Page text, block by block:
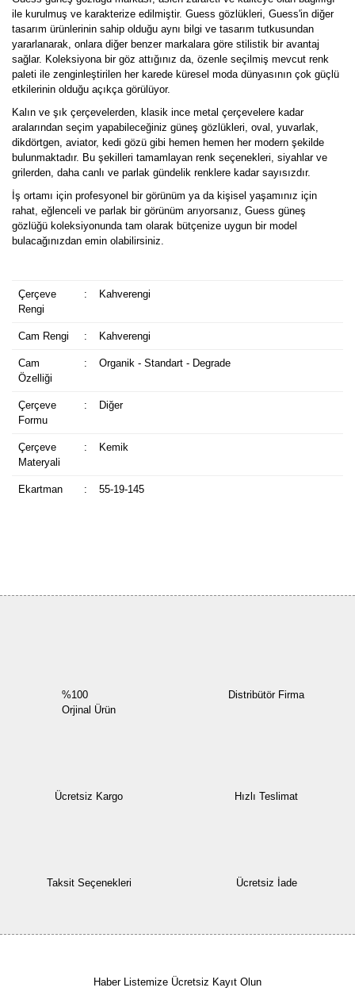
ile kurulmuş ve karakterize edilmiştir. Guess gözlükleri, Guess'in diğer
tasarım ürünlerinin sahip olduğu aynı bilgi ve tasarım tutkusundan
yararlanarak, onlara diğer benzer markalara göre stilistik bir avantaj
sağlar. Koleksiyona bir göz attığınız da, özenle seçilmiş mevcut renk
paleti ile zenginleştirilen her karede küresel moda dünyasının çok güçlü
etkilerinin olduğu açıkça görülüyor.
Kalın ve şık çerçevelerden, klasik ince metal çerçevelere kadar
aralarından seçim yapabileceğiniz güneş gözlükleri, oval, yuvarlak,
dikdörtgen, aviator, kedi gözü gibi hemen hemen her modern şekilde
bulunmaktadır. Bu şekilleri tamamlayan renk seçenekleri, siyahlar ve
grilerden, daha canlı ve parlak gündelik renklere kadar sayısızdır.
İş ortamı için profesyonel bir görünüm ya da kişisel yaşamınız için
rahat, eğlenceli ve parlak bir görünüm arıyorsanız, Guess güneş
gözlüğü koleksiyonunda tam olarak bütçenize uygun bir model
bulacağınızdan emin olabilirsiniz.
Çerçeve
Rengi
: Kahverengi
Cam Rengi : Kahverengi
Cam
Özelliği
: Organik - Standart - Degrade
Çerçeve
Formu
: Diğer
Çerçeve
Materyali
: Kemik
Ekartman : 55-19-145
%100
Orjinal Ürün
Distribütör Firma
Ücretsiz Kargo Hızlı Teslimat
Taksit Seçenekleri Ücretsiz İade
Haber Listemize Ücretsiz Kayıt Olun